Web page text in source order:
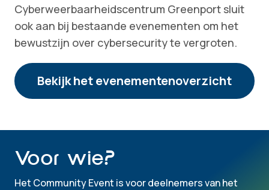
Cyberweerbaarheidscentrum Greenport sluit
ook aan bij bestaande evenementen om het
bewustzijn over cybersecurity te vergroten.
Bekijk het evenementenoverzicht
Voor wie?
Het Community Event is voor deelnemers van het